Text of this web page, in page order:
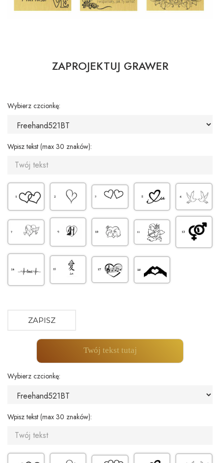
ZAPROJEKTUJ GRAWER
Wybierz czcionkę:
Wpisz tekst (max 30 znaków):
ZAPISZ
Twój tekst tutaj
Wybierz czcionkę:
Wpisz tekst (max 30 znaków):